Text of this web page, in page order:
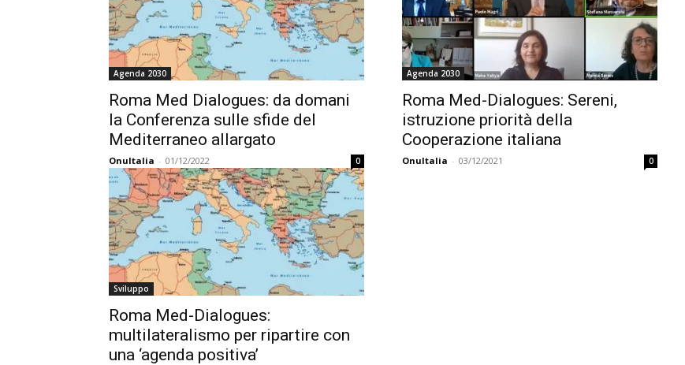
Agenda 2030
Roma Med Dialogues: da domani
la Conferenza sulle sfide del
Mediterraneo allargato
OnuItalia - 01/12/2022 0
Agenda 2030
Roma Med-Dialogues: Sereni,
istruzione priorità della
Cooperazione italiana
OnuItalia - 03/12/2021 0
Sviluppo
Roma Med-Dialogues:
multilateralismo per ripartire con
una ‘agenda positiva’